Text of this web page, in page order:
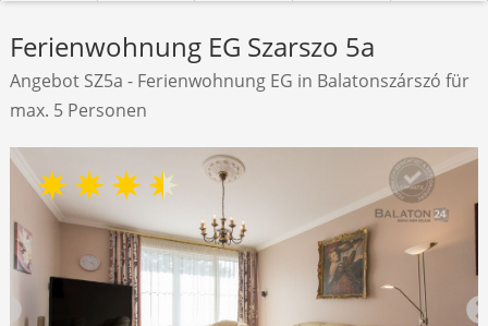
Ferienwohnung EG Szarszo 5a
Angebot SZ5a - Ferienwohnung EG in Balatonszárszó für
max. 5 Personen